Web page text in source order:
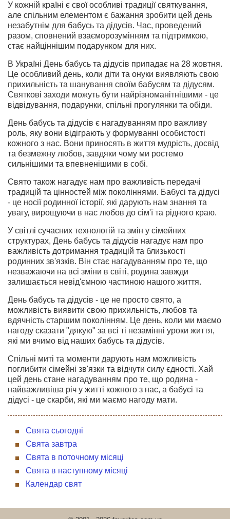
У кожній країні є свої особливі традиції святкування,
але спільним елементом є бажання зробити цей день
незабутнім для бабусь та дідусів. Час, проведений
разом, сповнений взаєморозумінням та підтримкою,
стає найціннішим подарунком для них.
В Україні День бабусь та дідусів припадає на 28 жовтня.
Це особливий день, коли діти та онуки виявляють свою
прихильність та шанування своїм бабусям та дідусям.
Святкові заходи можуть бути найрізноманітнішими - це
відвідування, подарунки, спільні прогулянки та обіди.
День бабусь та дідусів є нагадуванням про важливу
роль, яку вони відіграють у формуванні особистості
кожного з нас. Вони приносять в життя мудрість, досвід
та безмежну любов, завдяки чому ми ростемо
сильнішими та впевненішими в собі.
Свято також нагадує нам про важливість передачі
традицій та цінностей між поколіннями. Бабусі та дідусі
- це носії родинної історії, які дарують нам знання та
увагу, вирощуючи в нас любов до сім'ї та рідного краю.
У світлі сучасних технологій та змін у сімейних
структурах, День бабусь та дідусів нагадує нам про
важливість дотримання традицій та близькості
родинних зв'язків. Він стає нагадуванням про те, що
незважаючи на всі зміни в світі, родина завжди
залишається невід'ємною частиною нашого життя.
День бабусь та дідусів - це не просто свято, а
можливість виявити свою прихильність, любов та
вдячність старшим поколінням. Це день, коли ми маємо
нагоду сказати "дякую" за всі ті незамінні уроки життя,
які ми вчимо від наших бабусь та дідусів.
Спільні миті та моменти дарують нам можливість
поглибити сімейні зв'язки та відчути силу єдності. Хай
цей день стане нагадуванням про те, що родина -
найважливіша річ у житті кожного з нас, а бабусі та
дідусі - це скарби, які ми маємо нагоду мати.
Свята сьогодні
Свята завтра
Свята в поточному місяці
Свята в наступному місяці
Календар свят